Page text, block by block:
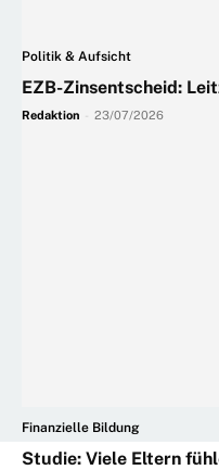
Politik & Aufsicht
EZB-Zinsentscheid:
Redaktion 23/07/2026
Finanzielle Bildung
Studie: Viele Eltern